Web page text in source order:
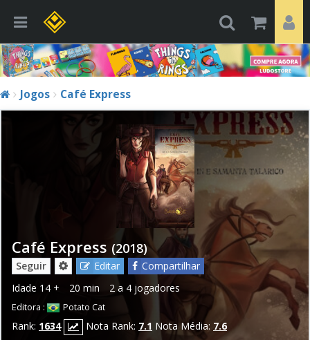
Jogos Café Express
Café Express (2018)
Seguir Editar
Compartilhar
Idade 14 + 20 min 2 a 4 jogadores
Editora : Potato Cat
Rank: 1634 Nota Rank: 7.1 Nota Média: 7.6